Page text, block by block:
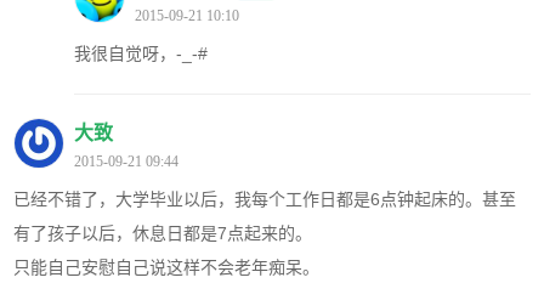
2015-09-21 10:10
我很自觉呀，-_-#
大致
2015-09-21 09:44
已经不错了，大学毕业以后，我每个工作日都是6点钟起床的。甚至
有了孩子以后，休息日都是7点起来的。
只能自己安慰自己说这样不会老年痴呆。